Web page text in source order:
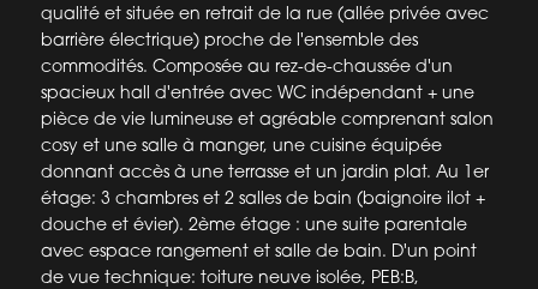
qualité et située en retrait de la rue (allée privée avec
barrière électrique) proche de l'ensemble des
commodités. Composée au rez-de-chaussée d'un
spacieux hall d'entrée avec WC indépendant + une
pièce de vie lumineuse et agréable comprenant salon
cosy et une salle à manger, une cuisine équipée
donnant accès à une terrasse et un jardin plat. Au 1er
étage: 3 chambres et 2 salles de bain (baignoire ilot +
douche et évier). 2ème étage : une suite parentale
avec espace rangement et salle de bain. D'un point
de vue technique: toiture neuve isolée, PEB:B,